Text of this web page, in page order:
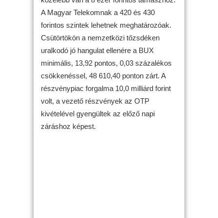
A Magyar Telekomnak a 420 és 430
forintos szintek lehetnek meghatározóak.
Csütörtökön a nemzetközi tőzsdéken
uralkodó jó hangulat ellenére a BUX
minimális, 13,92 pontos, 0,03 százalékos
csökkenéssel, 48 610,40 ponton zárt. A
részvénypiac forgalma 10,0 milliárd forint
volt, a vezető részvények az OTP
kivételével gyengültek az előző napi
záráshoz képest.